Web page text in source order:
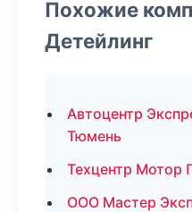
Похожие
Детейлинг
Автоцентр
Тюмень
Техцентр Мотор
ООО Мастер